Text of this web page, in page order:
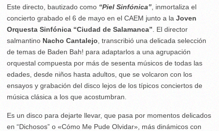
Este directo, bautizado como “Piel Sinfónica” , inmortaliza el
concierto grabado el 6 de mayo en el CAEM junto a la Joven
Orquesta Sinfónica “Ciudad de Salamanca” . El director
salmantino Nacho Cantalejo , transcribió una delicada selección
de temas de Baden Bah! para adaptarlos a una agrupación
orquestal compuesta por más de sesenta músicos de todas las
edades, desde niños hasta adultos, que se volcaron con los
ensayos y grabación del disco lejos de los típicos conciertos de
música clásica a los que acostumbran.
Es un disco para dejarte llevar, que pasa por momentos delicados
en “Dichosos” o «Cómo Me Pude Olvidar», más dinámicos con